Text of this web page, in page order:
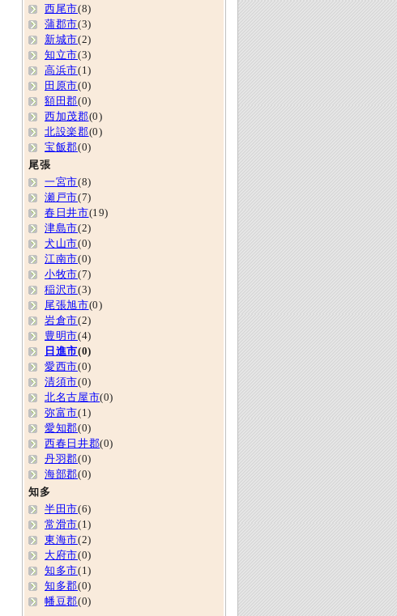
西尾市(8)
蒲郡市(3)
新城市(2)
知立市(3)
高浜市(1)
田原市(0)
額田郡(0)
西加茂郡(0)
北設楽郡(0)
宝飯郡(0)
尾張
一宮市(8)
瀬戸市(7)
春日井市(19)
津島市(2)
犬山市(0)
江南市(0)
小牧市(7)
稲沢市(3)
尾張旭市(0)
岩倉市(2)
豊明市(4)
日進市(0)
愛西市(0)
清須市(0)
北名古屋市(0)
弥富市(1)
愛知郡(0)
西春日井郡(0)
丹羽郡(0)
海部郡(0)
知多
半田市(6)
常滑市(1)
東海市(2)
大府市(0)
知多市(1)
知多郡(0)
幡豆郡(0)